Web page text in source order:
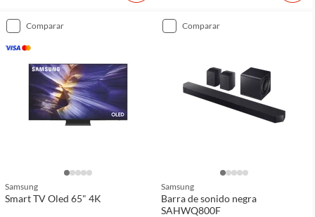
comparar
Samsung
Smart TV Oled 65" 4K
comparar
Samsung
Barra de sonido negra
SAHWQ800F